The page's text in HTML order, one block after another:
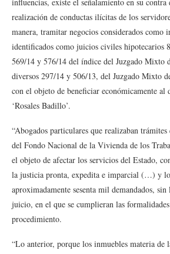
realización de conductas ilícitas de los
manera, tramitar negocios considerados como
identificados como juicios civiles hipotecarios
569/14 y 576/14 del índice del Juzgado Mixto
diversos 297/14 y 506/13, del Juzgado Mixto
con el objeto de beneficiar económicamente al
‘Rosales Badillo’.
“Abogados particulares que realizaban
del Fondo Nacional de la Vivienda de los
el objeto de afectar los servicios del Estado,
la justicia pronta, expedita e imparcial (…) y
aproximadamente sesenta mil demandados,
juicio, en el que se cumplieran las
procedimiento.
“Lo anterior, porque los inmuebles materia de